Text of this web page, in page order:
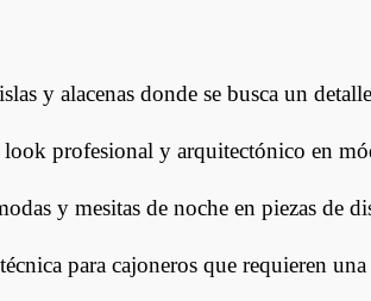
y alacenas donde se busca un
profesional y arquitectónico en
y mesitas de noche en piezas de
para cajoneros que requieren